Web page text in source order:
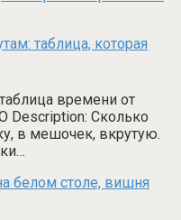
таблица, которая
времени от
Description: Сколько
в мешочек, вкрутую.